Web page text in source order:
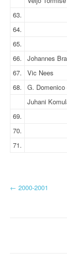
63.
64.
65.
66.
Johannes
67.
Vic Nees
68.
G. Domenico
Juhani
69.
70.
71.
P
← 2000-2001